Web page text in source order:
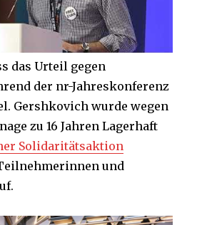
das Urteil gegen
der nr-Jahreskonferenz
Gershkovich wurde wegen
zu 16 Jahren Lagerhaft
Solidaritätsaktion
und